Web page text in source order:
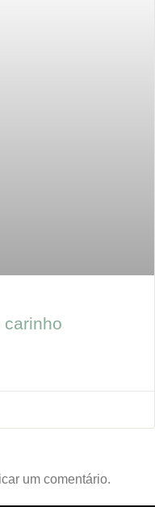
carinho
um comentário.